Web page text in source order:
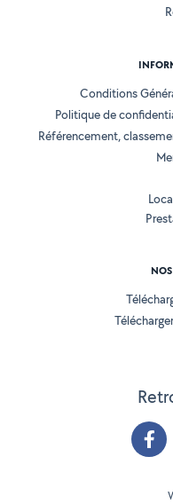
Conditions
Politique de
Référencement,